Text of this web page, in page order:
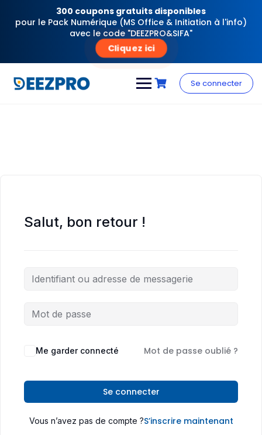
300 coupons gratuits disponibles
pour le Pack Numérique (MS Office & Initiation à l'info)
avec le code "DEEZPRO&SIFA"
Cliquez ici
content
Se connecter
Salut, bon retour !
Me garder connecté Mot de passe oublié ?
Se connecter
Vous n’avez pas de compte ?S’inscrire maintenant